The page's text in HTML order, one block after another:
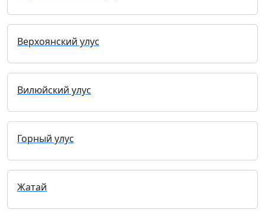
Верхоянский улус
Вилюйский улус
Горный улус
Жатай